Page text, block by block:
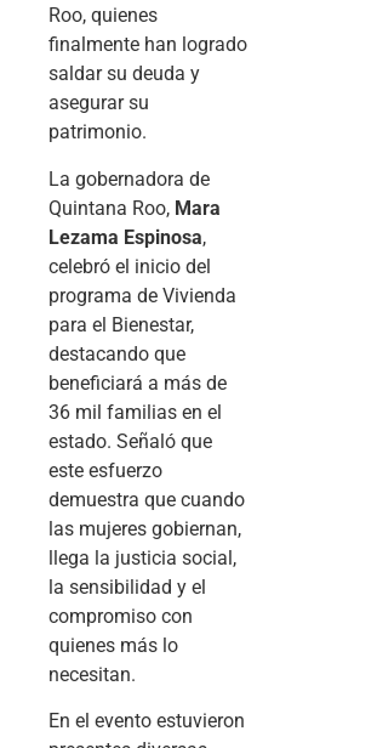
Roo, quienes
finalmente han logrado
saldar su deuda y
asegurar su
patrimonio.
La gobernadora de
Quintana Roo, Mara
Lezama Espinosa,
celebró el inicio del
programa de Vivienda
para el Bienestar,
destacando que
beneficiará a más de
36 mil familias en el
estado. Señaló que
este esfuerzo
demuestra que cuando
las mujeres gobiernan,
llega la justicia social,
la sensibilidad y el
compromiso con
quienes más lo
necesitan.
En el evento estuvieron